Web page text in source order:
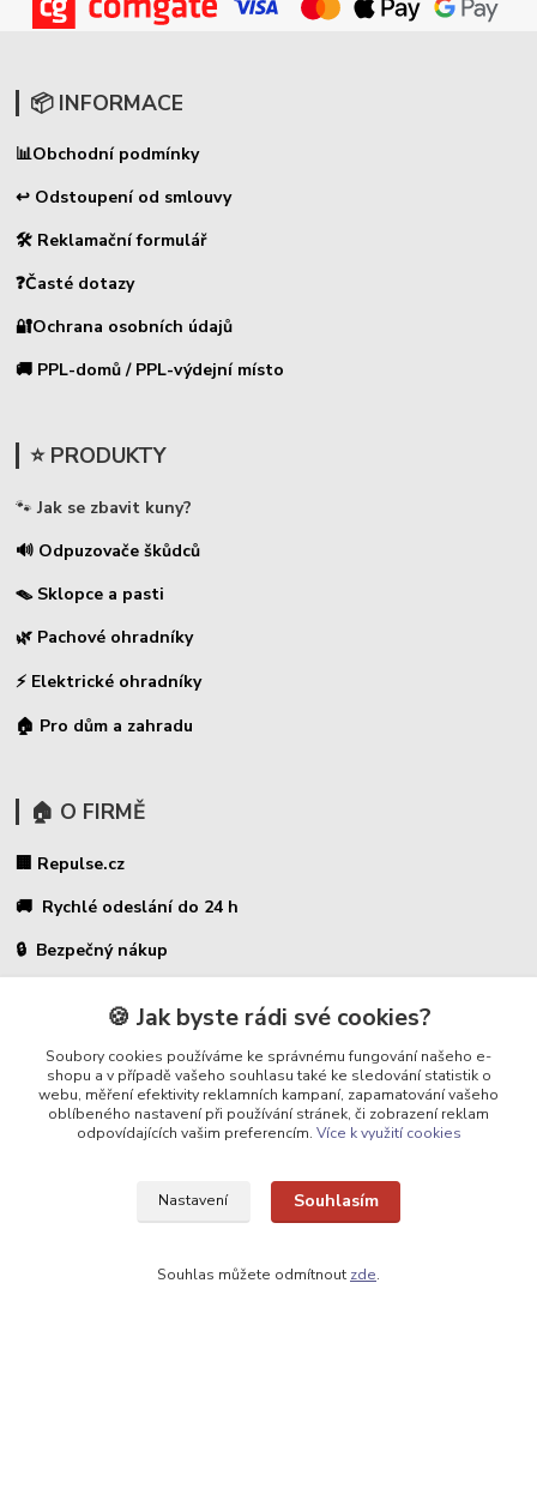
📦 INFORMACE
📊Obchodní podmínky
↩ Odstoupení od smlouvy
🛠 Reklamační formulář
❓Časté dotazy
🔐Ochrana osobních údajů
🚚 PPL-domů / PPL-výdejní místo
⭐ PRODUKTY
🐾 Jak se zbavit kuny?
🔊 Odpuzovače škůdců
🪤 Sklopce a pasti
🌿 Pachové ohradníky
⚡ Elektrické ohradníky
🏠 Pro dům a zahradu
🏠 O FIRMĚ
🏢 Repulse.cz
🚚 Rychlé odeslání do 24 h
🔒 Bezpečný nákup
🇨🇿 Český prodejce
🛡️ Infolinka
🍪 Jak byste rádi své cookies?
Soubory cookies používáme ke správnému fungování našeho e-
shopu a v případě vašeho souhlasu také ke sledování statistik o
webu, měření efektivity reklamních kampaní, zapamatování vašeho
oblíbeného nastavení při používání stránek, či zobrazení reklam
odpovídajících vašim preferencím. Více k využití cookies
Nastavení Souhlasím
Souhlas můžete odmítnout zde.